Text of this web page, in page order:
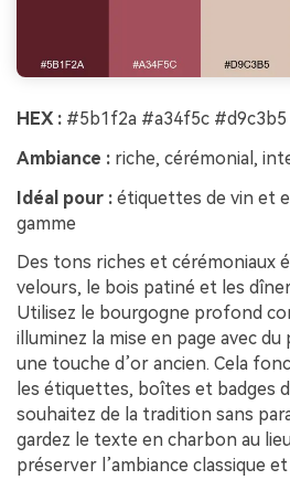
HEX : #5b1f2a #a34f5c
Ambiance : riche, cérémonial,
Idéal pour : étiquettes de vin et
gamme
Des tons riches et cérémoniaux
velours, le bois patiné et les
Utilisez le bourgogne profond
illuminez la mise en page avec
une touche d’or ancien. Cela
les étiquettes, boîtes et badges
souhaitez de la tradition sans
gardez le texte en charbon au
préserver l’ambiance classique